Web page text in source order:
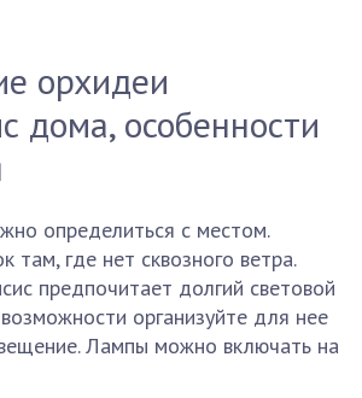
орхидеи
дома, особенности
определиться с местом.
там, где нет сквозного ветра.
предпочитает долгий световой
организуйте для нее
Лампы можно включать на